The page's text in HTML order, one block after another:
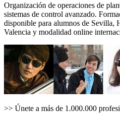
Organización de operaciones de
sistemas de control avanzado.
disponible para alumnos de Sevilla,
Valencia y modalidad online
>> Únete a más de 1.000.000